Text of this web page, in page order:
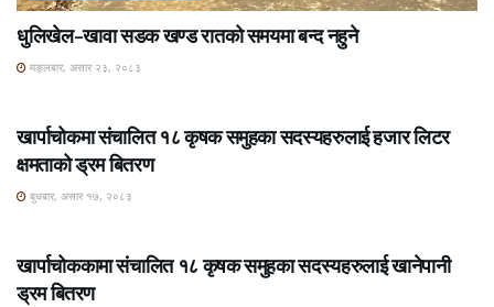
धुलिखेल–खावा सडक खण्ड रातको समयमा बन्द नहुने
मङ्लबार, असार २३, २०८३
खार्पाचोकमा संचालित १८ कृषक समुहका सदस्यहरुलाई हजार लिटर
क्षमताको ड्रम बितरण
बुधबार, असार १७, २०८३
खार्पाचोककामा संचालित १८ कृषक समुहका सदस्यहरुलाई खानेपानी
ड्रम बितरण